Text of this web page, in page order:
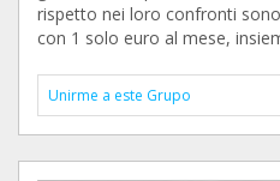
rispetto nei loro confronti
con 1 solo euro al mese,
Unirme a este Grupo